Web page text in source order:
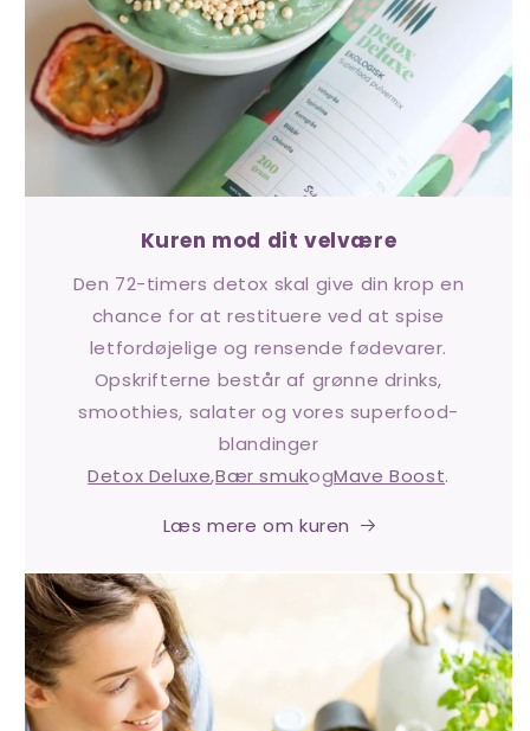
Kuren mod dit velvære
Den 72-timers detox skal give din krop en
chance for at restituere ved at spise
letfordøjelige og rensende fødevarer.
Opskrifterne består af grønne drinks,
smoothies, salater og vores superfood-
blandinger
Detox Deluxe,Bær smukogMave Boost.
Læs mere om kuren